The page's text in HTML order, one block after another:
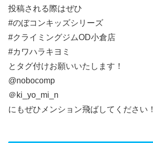
投稿される際はぜひ
#のぼコンキッズシリーズ
#クライミングジムOD小倉店
#カワハラキヨミ
とタグ付けお願いいたします！
@nobocomp
＠ki_yo_mi_n
にもぜひメンション飛ばしてください！